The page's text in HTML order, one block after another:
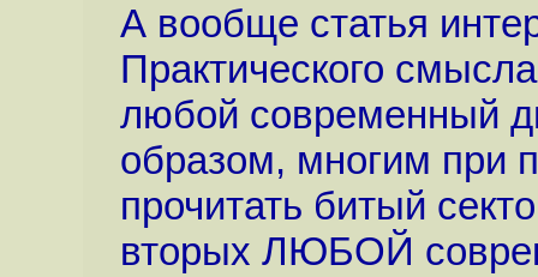
А вообще статья
Практического
любой современный
образом, многим при
прочитать битый
вторых ЛЮБОЙ